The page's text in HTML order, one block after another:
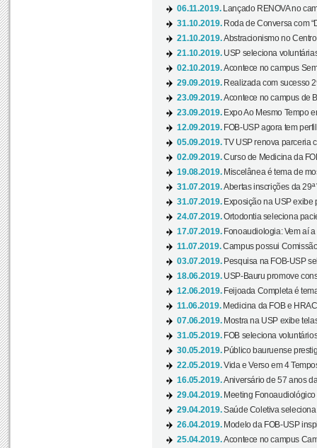
06.11.2019.
Lançado RENOVA no
31.10.2019. Roda de Conversa com
21.10.2019.Abstracionismo no
21.10.2019. USP seleciona
02.10.2019.Acontece no campus
29.09.2019. Realizada com sucesso
23.09.2019.Acontece no campus de
23.09.2019. Expo Ao Mesmo Tempo
12.09.2019. FOB-USP agora tem
05.09.2019.TV USP renova parceria
02.09.2019.Curso de Medicina da
19.08.2019. Miscelânea é tema de
31.07.2019.Abertas inscrições da 29ª
31.07.2019. Exposição na USP exibe
24.07.2019.Ortodontia seleciona
17.07.2019. Fonoaudiologia: Vem aí
11.07.2019.Campus possui
03.07.2019. Pesquisa na FOB-USP
18.06.2019. USP-Bauru promove
12.06.2019. Feijoada Completa é
11.06.2019. Medicina da FOB e
07.06.2019. Mostra na USP exibe
31.05.2019. FOB seleciona
30.05.2019. Público bauruense
22.05.2019.Vida e Verso em 4
16.05.2019.Aniversário de 57 anos
29.04.2019. Meeting
29.04.2019.Saúde Coletiva
26.04.2019. Modelo da FOB-USP
25.04.2019.Acontece no campus